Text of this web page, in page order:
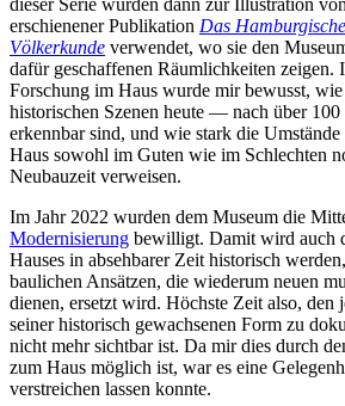
dieser Serie wurden dann zur Illustration
erschienener Publikation Das
Völkerkunde verwendet, wo sie den
dafür geschaffenen Räumlichkeiten zeigen.
Forschung im Haus wurde mir bewusst,
historischen Szenen heute — nach über
erkennbar sind, und wie stark die
Haus sowohl im Guten wie im Schlechten
Neubauzeit verweisen.
Im Jahr 2022 wurden dem Museum die
Modernisierung bewilligt. Damit wird auch
Hauses in absehbarer Zeit historisch
baulichen Ansätzen, die wiederum neuen
dienen, ersetzt wird. Höchste Zeit also, den
seiner historisch gewachsenen Form zu
nicht mehr sichtbar ist. Da mir dies durch
zum Haus möglich ist, war es eine
verstreichen lassen konnte.
.
2
0
2
4
4
:
3
©
M
u
s
e
u
m
m
R
e
u
m
a
m
R
t
h
e
b
a
u
m
(
M
A
R
K
)
ß
e
E
i
n
g
a
n
g
s
a
l
l
e
,
1
9
1
e
r
9
.
2
0
2
3
.
I
n
v
N
r
.
2
0
2
4
.
:
4